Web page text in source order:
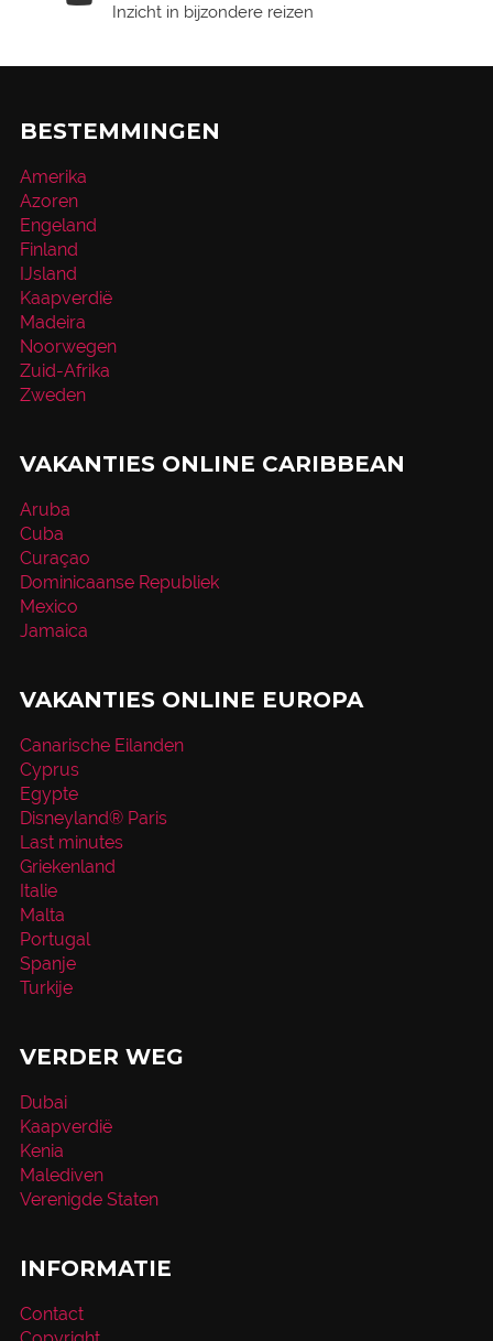
Inzicht in bijzondere reizen
BESTEMMINGEN
Amerika
Azoren
Engeland
Finland
IJsland
Kaapverdië
Madeira
Noorwegen
Zuid-Afrika
Zweden
VAKANTIES ONLINE CARIBBEAN
Aruba
Cuba
Curaçao
Dominicaanse Republiek
Mexico
Jamaica
VAKANTIES ONLINE EUROPA
Canarische Eilanden
Cyprus
Egypte
Disneyland® Paris
Last minutes
Griekenland
Italie
Malta
Portugal
Spanje
Turkije
VERDER WEG
Dubai
Kaapverdië
Kenia
Malediven
Verenigde Staten
INFORMATIE
Contact